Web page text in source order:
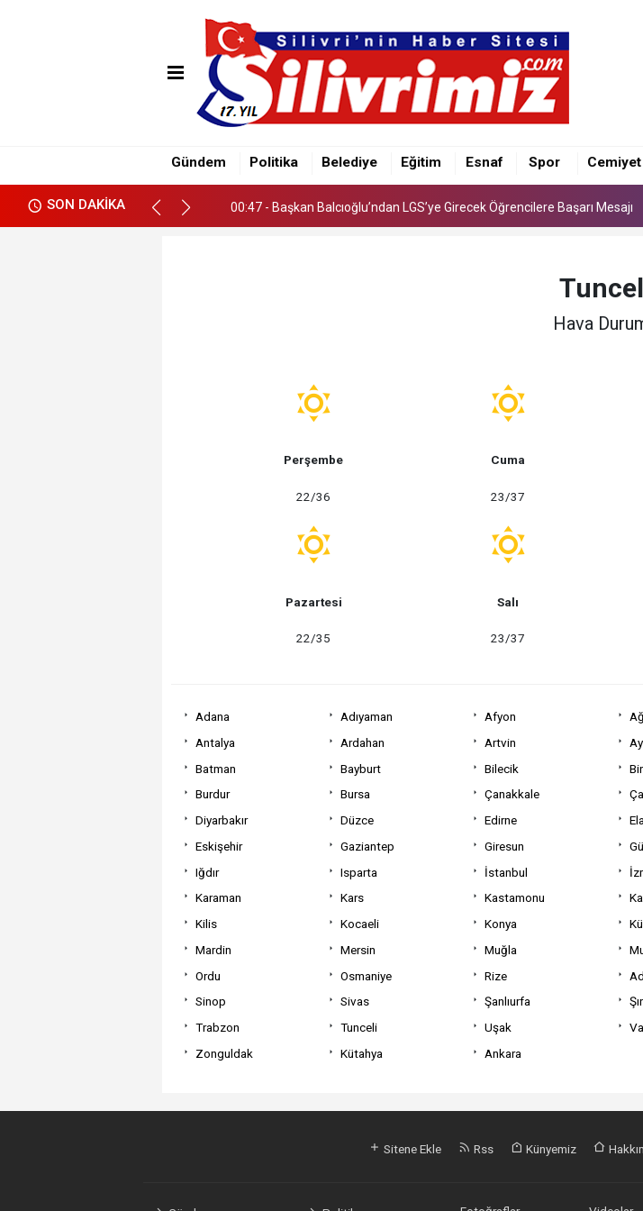
Gündem Politika Belediye Eğitim Esnaf Spor Cemiyet
SON DAKİKA
00:38 - Çayırdere Mahallesi’nde İlk Kez “Şalvar Gecesi” Düzenlenecek
00:38 - Çayırdere Mahallesi’nde İlk Kez “Şalvar Gecesi” Düzenlenecek
00:47 - Başkan Balcıoğlu’ndan LGS’ye Girecek Öğrencilere Başarı Mesajı
Hava
Perşembe
22/36
Cuma
23/37
Pazartesi
22/35
Salı
23/37
Adana Adıyaman Afyon
Antalya
Ardahan Artvin
Batman
Bayburt Bilecik
Burdur
Bursa Çanakkale
Diyarbakır
Düzce Edirne
Eskişehir
Gaziantep Giresun
Iğdır
Isparta İstanbul
Karaman
Kars Kastamonu
Kilis
Kocaeli Konya
Mardin
Mersin Muğla
Ordu
Osmaniye Rize
Sinop
Sivas Şanlıurfa
Trabzon
Tunceli Uşak
Zonguldak
Kütahya Ankara
Sitene Ekle Rss Künyemiz